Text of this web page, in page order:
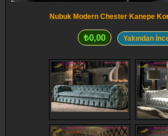
Nubuk Modern Chester Kanepe
₺0,00 Yakından